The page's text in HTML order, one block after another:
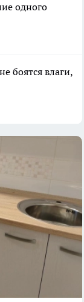
одного
боятся влаги,